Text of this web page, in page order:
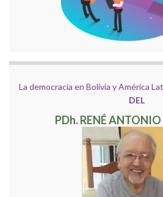
La democracia en Bolivia y América
DEL
PDh. RENÉ